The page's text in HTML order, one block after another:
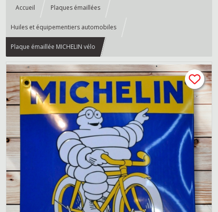
Accueil Plaques émaillées
Huiles et équipementiers automobiles
Plaque émaillée MICHELIN vélo